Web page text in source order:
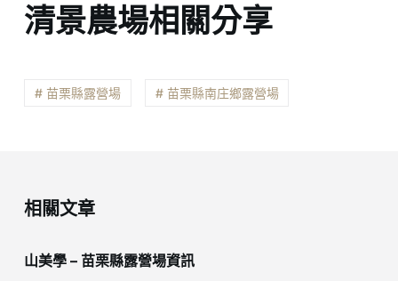
清景農場相關分享
# 苗栗縣露營場 # 苗栗縣南庄鄉露營場
相關文章
山美學 – 苗栗縣露營場資訊